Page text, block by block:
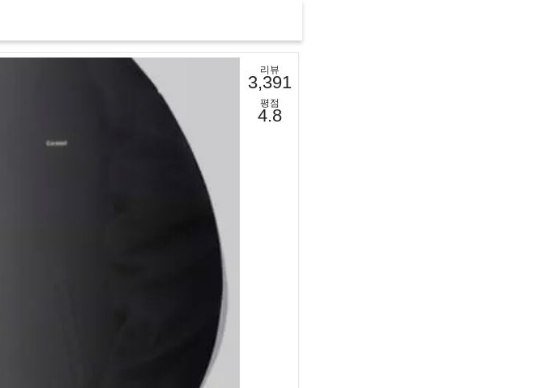
리뷰
3,391
평점
4.8